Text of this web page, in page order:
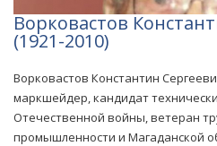
Ворковастов
(1921-2010)
Ворковастов Константин
маркшейдер, кандидат
Отечественной войны, ветеран
промышленности и Магаданской